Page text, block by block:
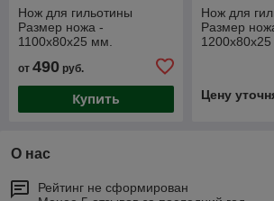
Нож для гильотины
Размер ножа -
1100х80х25 мм.
от 490 руб.
Купить
Нож для
Размер
1200х80х25
Цену
О нас
Рейтинг не сформирован